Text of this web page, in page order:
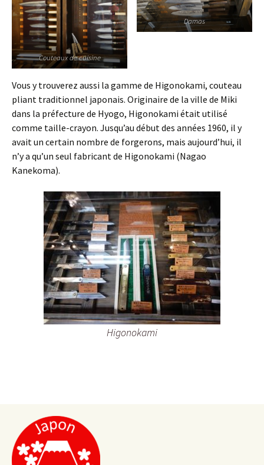
Couteaux de cuisine
Damas
Vous y trouverez aussi la gamme de Higonokami, couteau
pliant traditionnel japonais. Originaire de la ville de Miki
dans la préfecture de Hyogo, Higonokami était utilisé
comme taille-crayon. Jusqu’au début des années 1960, il y
avait un certain nombre de forgerons, mais aujourd’hui, il
n’y a qu’un seul fabricant de Higonokami (Nagao
Kanekoma).
Higonokami